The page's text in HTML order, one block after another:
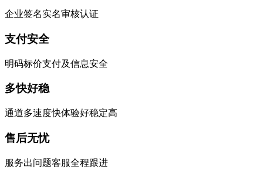
企业签名实名审核认证
支付安全
明码标价支付及信息安全
多快好稳
通道多速度快体验好稳定高
售后无忧
服务出问题客服全程跟进